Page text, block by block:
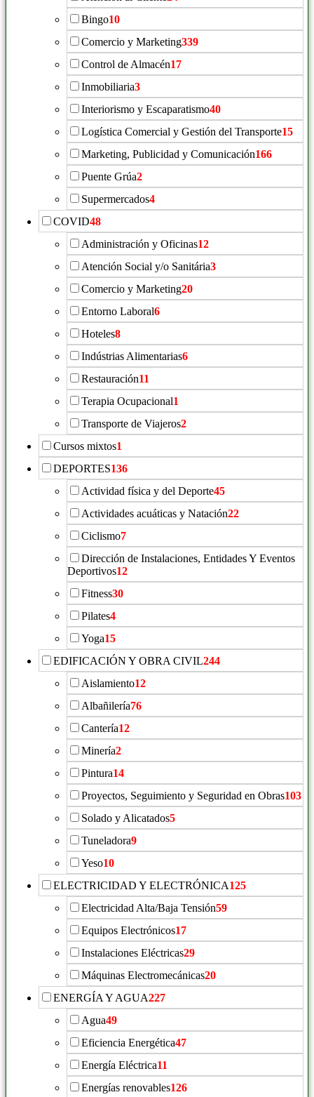
Bingo10
Comercio y Marketing339
Control de Almacén17
Inmobiliaria3
Interiorismo y Escaparatismo40
Logística Comercial y Gestión del Transporte15
Marketing, Publicidad y Comunicación166
Puente Grúa2
Supermercados4
COVID48
Administración y Oficinas12
Atención Social y/o Sanitária3
Comercio y Marketing20
Entorno Laboral6
Hoteles8
Indústrias Alimentarias6
Restauración11
Terapia Ocupacional1
Transporte de Viajeros2
Cursos mixtos1
DEPORTES136
Actividad física y del Deporte45
Actividades acuáticas y Natación22
Ciclismo7
Dirección de Instalaciones, Entidades Y Eventos
Deportivos12
Fitness30
Pilates4
Yoga15
EDIFICACIÓN Y OBRA CIVIL244
Aislamiento12
Albañilería76
Cantería12
Minería2
Pintura14
Proyectos, Seguimiento y Seguridad en Obras103
Solado y Alicatados5
Tuneladora9
Yeso10
ELECTRICIDAD Y ELECTRÓNICA125
Electricidad Alta/Baja Tensión59
Equipos Electrónicos17
Instalaciones Eléctricas29
Máquinas Electromecánicas20
ENERGÍA Y AGUA227
Agua49
Eficiencia Energética47
Energía Eléctrica11
Energías renovables126